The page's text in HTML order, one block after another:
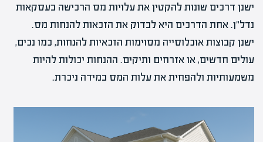
ישנן דרכים שונות להקטין את עלויות מס הרכישה בעסקאות
נדל"ן. אחת הדרכים היא לבדוק את הזכאות להנחות מס.
ישנן קבוצות אוכלוסייה מסוימות הזכאיות להנחות, כמו נכים,
עולים חדשים, או אזרחים ותיקים. ההנחות יכולות להיות
משמעותיות ולהפחית את עלות המס במידה ניכרת.